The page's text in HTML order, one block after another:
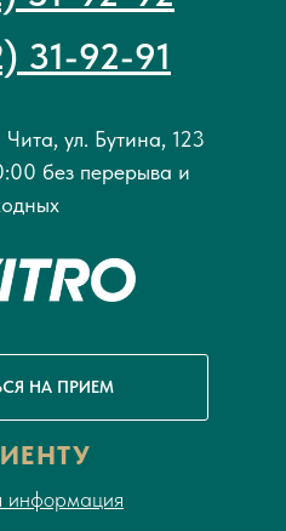
информация
ул. Бутина, 123
без перерыва и
31-92-91
НА ПРИЕМ